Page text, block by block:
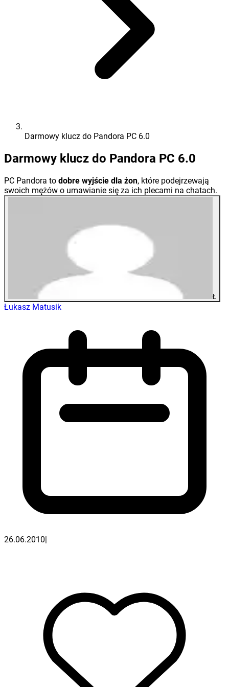
Darmowy klucz do Pandora PC 6.0
Darmowy klucz do Pandora PC 6.0
PC Pandora to dobre wyjście dla żon, które podejrzewają
swoich mężów o umawianie się za ich plecami na chatach.
Ł
Łukasz Matusik
26.06.2010|